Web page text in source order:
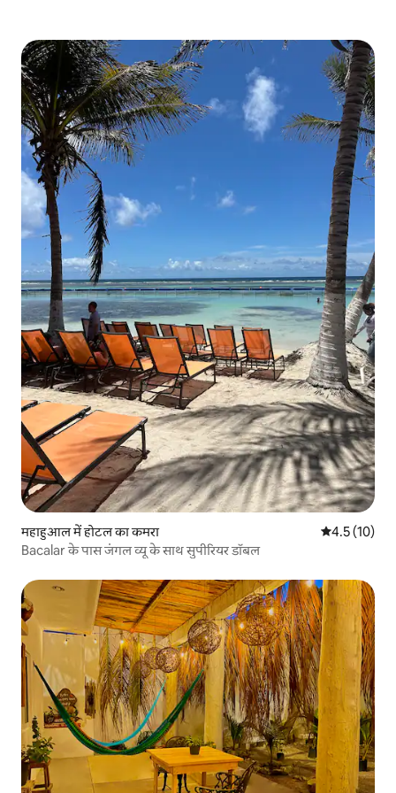
महाहुआल में होटल का कमरा औसत रेटिंग 5
4.5 (10)
Bacalar के पास जंगल व्यू के साथ सुपीरियर डॉबल